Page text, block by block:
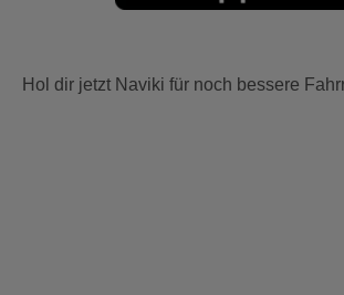
Hol dir jetzt Naviki für noch bessere